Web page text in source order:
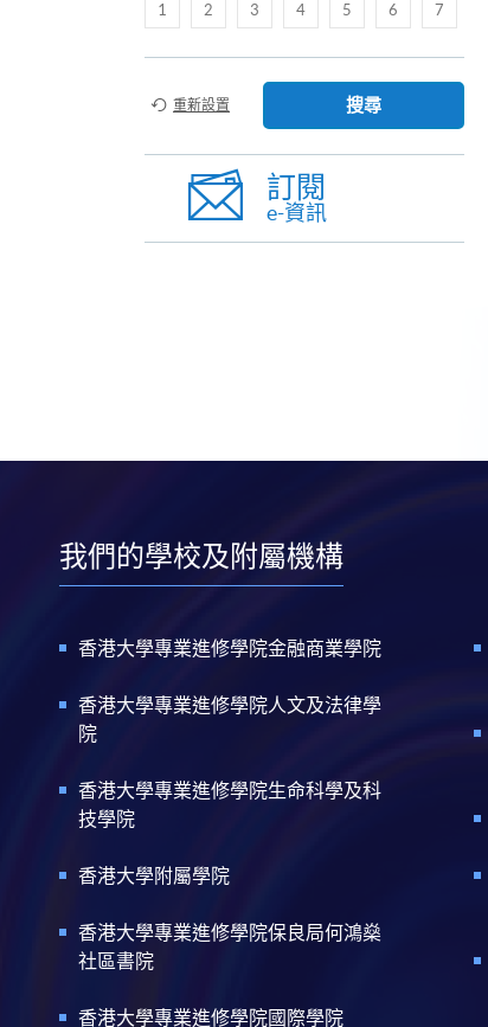
1 2 3 4 5 6 7
重新設置 搜尋
訂閱
e-資訊
我們的學校及附屬機構
香港大學專業進修學院金融商業學院
香港大學專業進修學院人文及法律學
院
香港大學專業進修學院生命科學及科
技學院
香港大學附屬學院
香港大學專業進修學院保良局何鴻燊
社區書院
香港大學專業進修學院國際學院